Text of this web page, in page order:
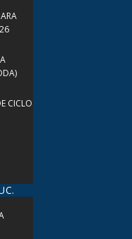
CICLO